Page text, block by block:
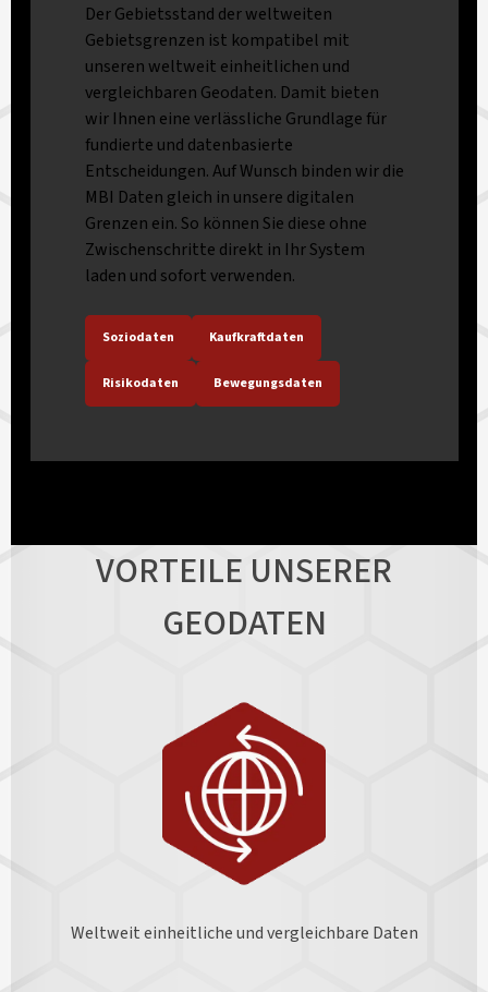
Der Gebietsstand der weltweiten
Gebietsgrenzen ist kompatibel mit
unseren weltweit einheitlichen und
vergleichbaren Geodaten. Damit bieten
wir Ihnen eine verlässliche Grundlage für
fundierte und datenbasierte
Entscheidungen. Auf Wunsch binden wir die
MBI Daten gleich in unsere digitalen
Grenzen ein. So können Sie diese ohne
Zwischenschritte direkt in Ihr System
laden und sofort verwenden.
Soziodaten Kaufkraftdaten
Risikodaten Bewegungsdaten
VORTEILE UNSERER
GEODATEN
Weltweit einheitliche und vergleichbare Daten